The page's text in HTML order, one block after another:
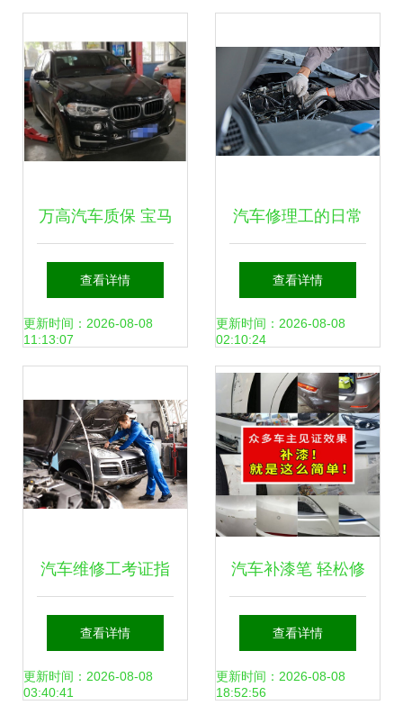
万高汽车质保 宝马
X5偏心轴故障真相
与维修费用解析
查看详情
更新时间：2026-08-08
11:13:07
汽车修理工的日常
如何精准检查发动
机健康
查看详情
更新时间：2026-08-08
02:10:24
汽车维修工考证指
南 职业发展方向、
市场需求与考试内
查看详情
更新时间：2026-08-08
03:40:41
汽车补漆笔 轻松修
复划痕，爱车焕然
一新的实用之道
查看详情
更新时间：2026-08-08
18:52:56